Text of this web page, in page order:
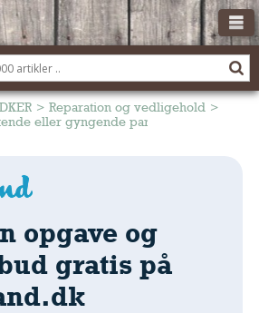
> Reparation og vedligehold >
eller gyngende parketgulv
opgave og
gratis på